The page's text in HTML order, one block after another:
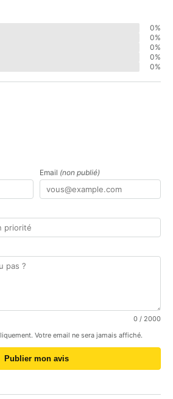
0%
0%
0%
0%
0%
Email (non publié)
0 / 2000
Votre email ne sera jamais affiché.
Publier mon avis